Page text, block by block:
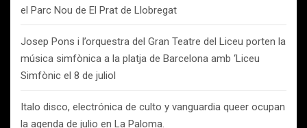
el Parc Nou de El Prat de Llobregat
Josep Pons i l’orquestra del Gran Teatre del Liceu porten la
música simfònica a la platja de Barcelona amb ‘Liceu
Simfònic el 8 de juliol
Italo disco, electrónica de culto y vanguardia queer ocupan
la agenda de julio en La Paloma.